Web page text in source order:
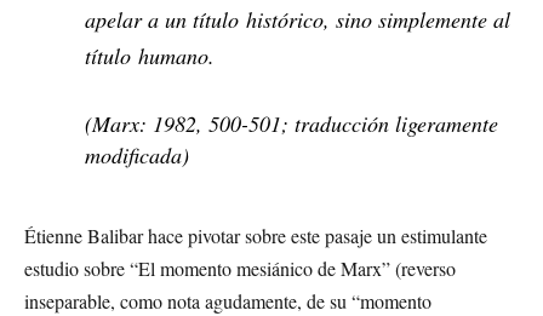
apelar a un título histórico, sino simplemente al
título humano.
(Marx: 1982, 500-501; traducción ligeramente
modificada)
Étienne Balibar hace pivotar sobre este pasaje un estimulante
estudio sobre “El momento mesiánico de Marx” (reverso
inseparable, como nota agudamente, de su “momento